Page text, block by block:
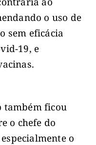
o uso de
sem eficácia
19, e
também ficou
o chefe do
o